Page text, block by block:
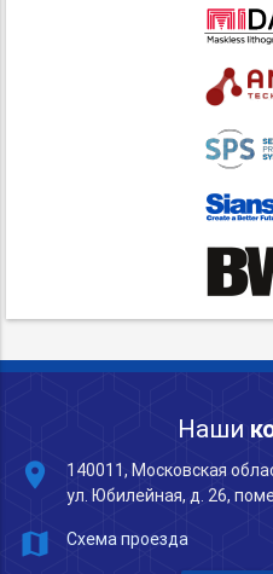
Наши
place
140011, Московская
ул. Юбилейная, д. 26,
map Схема проезда